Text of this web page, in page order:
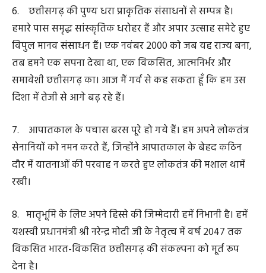
शाह जी के नेतृत्व में हम मार्च 2026 तक देश को माओवादी आतंक
से मुक्त करने के लक्ष्य की ओर तेजी से बढ़ रहे हैं। पिछले 20 महीनों
में हमारे जवानों ने 450 माओवादियों को न्यूट्रलाइज और 1578 को
गिरफ्तार किया है।
13. हमारे जवानों ने माओवादियों के शीर्ष नेताओं बसवराजू और
आकर्षक आत्मसमर्पण नीति से प्रभावित होकर 1589 माओवादी
हथियार छोड़ चुके हैं। इनके पुनर्वास, कौशल विकास और रोजगार
की व्यवस्था की गई है।
इसका लाभ पहुँचे। ताड़मेटला में जहां हमारे 76 जवानों ने
माओवादी हमले में शहादत दी थी, उसके समीप ही चिंतागुफा के
स्वास्थ्य केंद्र को राष्ट्रीय गुणवत्ता प्रमाण-पत्र मिला है। यहां हर
महीने औसतन 20 प्रसव होते हैं और हजारों ग्रामीण निःशुल्क इलाज